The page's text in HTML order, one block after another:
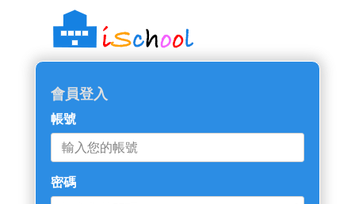
會員登入
帳號
密碼